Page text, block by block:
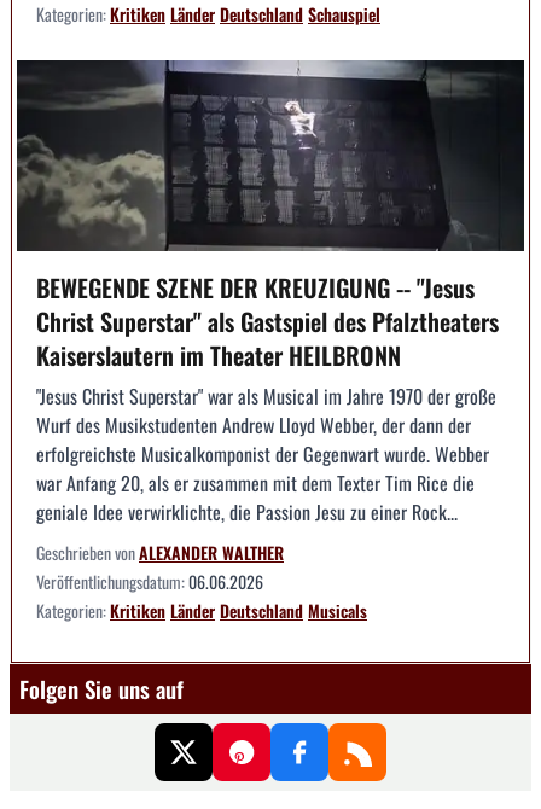
Kategorien:KritikenLänderDeutschlandSchauspiel
BEWEGENDE SZENE DER KREUZIGUNG -- "Jesus
Christ Superstar" als Gastspiel des Pfalztheaters
Kaiserslautern im Theater HEILBRONN
"Jesus Christ Superstar" war als Musical im Jahre 1970 der große
Wurf des Musikstudenten Andrew Lloyd Webber, der dann der
erfolgreichste Musicalkomponist der Gegenwart wurde. Webber
war Anfang 20, als er zusammen mit dem Texter Tim Rice die
geniale Idee verwirklichte, die Passion Jesu zu einer Rock...
Geschrieben vonALEXANDER WALTHER
Veröffentlichungsdatum:06.06.2026
Kategorien:KritikenLänderDeutschlandMusicals
Folgen Sie uns auf